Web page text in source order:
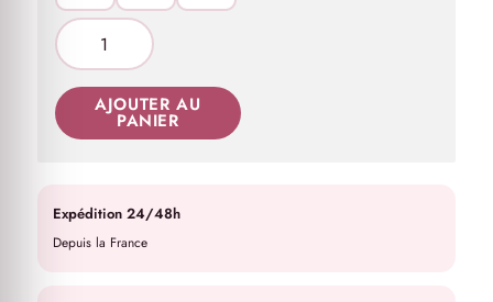
AJOUTER AU
PANIER
Expédition 24/48h
Depuis la France